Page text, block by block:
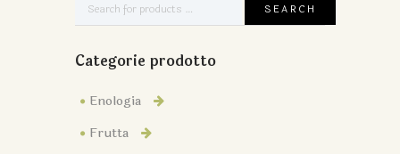
Categorie prodotto
Enologia
Frutta